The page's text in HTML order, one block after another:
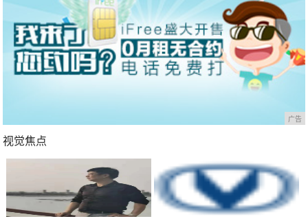
广告
视觉焦点